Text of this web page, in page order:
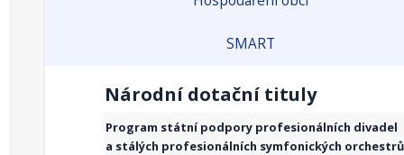
SMART
Národní dotační tituly
Program státní podpory profesionálních divadel
a stálých profesionálních symfonických orchestrů